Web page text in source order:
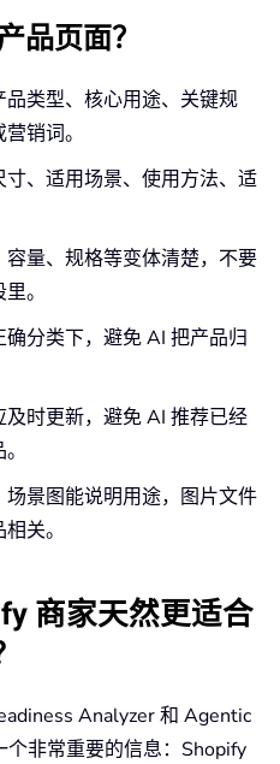
品页面？
品类型、核心用途、关键规
销词。
寸、适用场景、使用方法、适
容量、规格等变体清楚，不要
。
确分类下，避免 AI 把产品归
及时更新，避免 AI 推荐已经
场景图能说明用途，图片文件
关。
商家天然更适合
Analyzer 和 Agentic
非常重要的信息：Shopify